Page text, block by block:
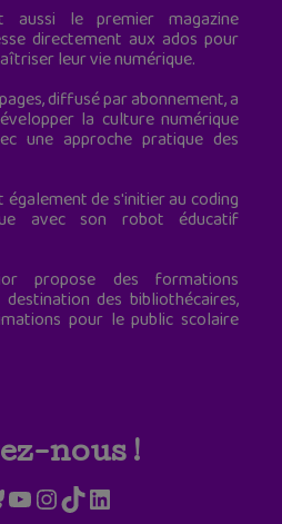
aussi le premier magazine
directement aux ados pour
leur vie numérique.
diffusé par abonnement, a
la culture numérique
une approche pratique des
également de s'initier au coding
avec son robot éducatif
propose des formations
des bibliothécaires,
pour le public scolaire
nous !
YouTube
Instagram
TikTokLinkedIn